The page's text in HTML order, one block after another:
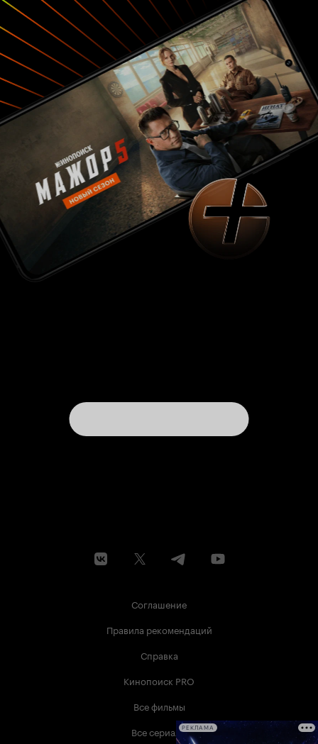
Соглашение
Правила рекомендаций
Справка
Кинопоиск PRO
Все фильмы
Все сериалыРЕКЛАМА